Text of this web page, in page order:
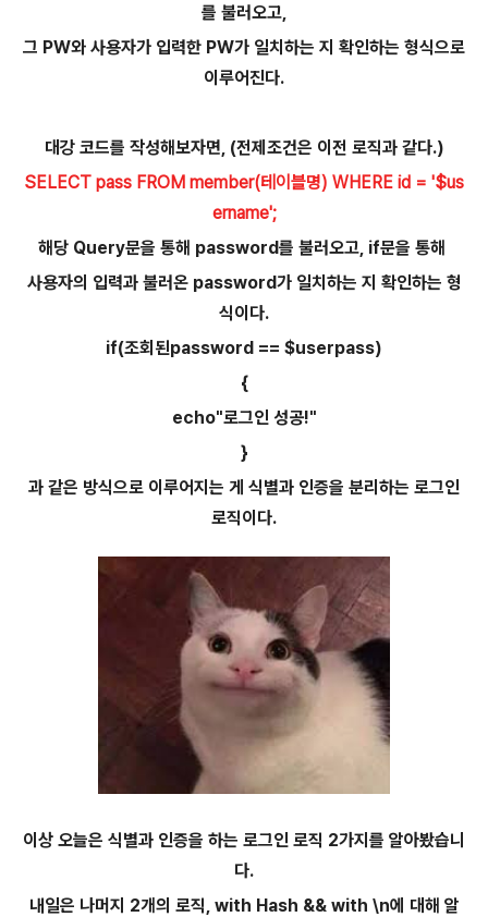
를 불러오고,
그 PW와 사용자가 입력한 PW가 일치하는 지 확인하는 형식으로
이루어진다.
대강 코드를 작성해보자면, (전제조건은 이전 로직과 같다.)
SELECT pass FROM member(테이블명) WHERE id = '$us
ername';
해당 Query문을 통해 password를 불러오고, if문을 통해
사용자의 입력과 불러온 password가 일치하는 지 확인하는 형
식이다.
if(조회된password == $userpass)
{
echo"로그인 성공!"
}
과 같은 방식으로 이루어지는 게 식별과 인증을 분리하는 로그인
로직이다.
이상 오늘은 식별과 인증을 하는 로그인 로직 2가지를 알아봤습니
다.
내일은 나머지 2개의 로직, with Hash && with \n에 대해 알